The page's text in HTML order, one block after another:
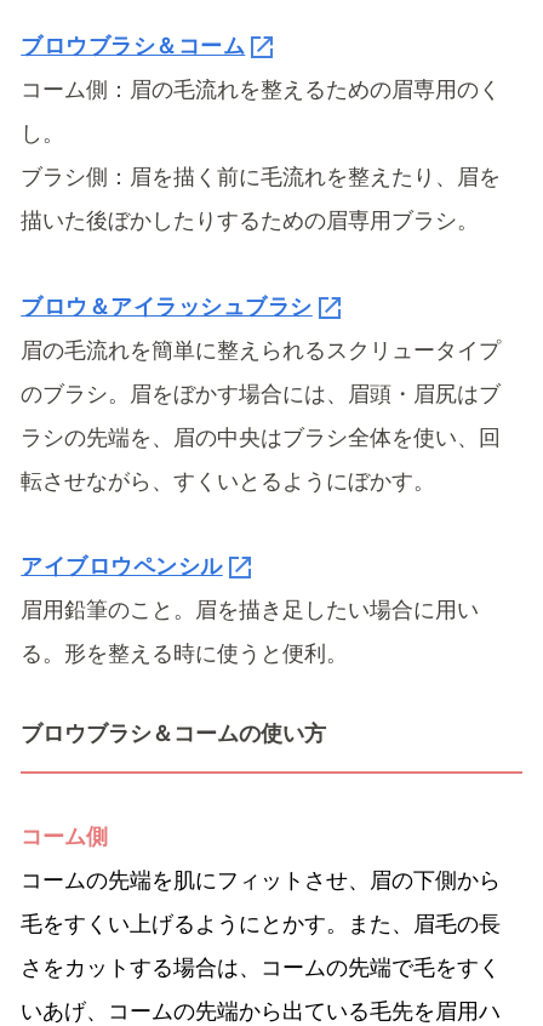
ブロウブラシ＆コーム
コーム側：眉の毛流れを整えるための眉専用のく
し。
ブラシ側：眉を描く前に毛流れを整えたり、眉を
描いた後ぼかしたりするための眉専用ブラシ。
ブロウ＆アイラッシュブラシ
眉の毛流れを簡単に整えられるスクリュータイプ
のブラシ。眉をぼかす場合には、眉頭・眉尻はブ
ラシの先端を、眉の中央はブラシ全体を使い、回
転させながら、すくいとるようにぼかす。
アイブロウペンシル
眉用鉛筆のこと。眉を描き足したい場合に用い
る。形を整える時に使うと便利。
ブロウブラシ＆コームの使い方
コーム側
コームの先端を肌にフィットさせ、眉の下側から
毛をすくい上げるようにとかす。また、眉毛の長
さをカットする場合は、コームの先端で毛をすく
いあげ、コームの先端から出ている毛先を眉用ハ